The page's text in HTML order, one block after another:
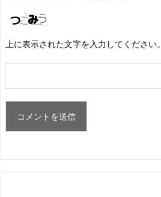
上に表示された文字を入力してください。